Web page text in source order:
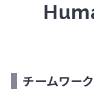
チームワー